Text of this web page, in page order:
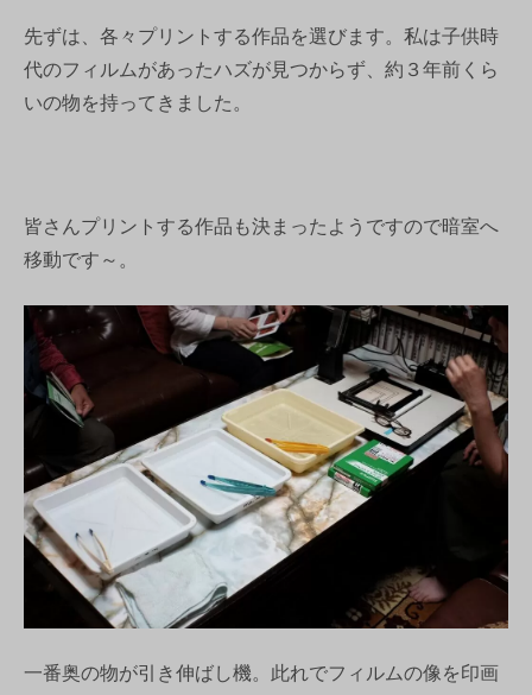
先ずは、各々プリントする作品を選びます。私は子供時
代のフィルムがあったハズが見つからず、約３年前くら
いの物を持ってきました。
皆さんプリントする作品も決まったようですので暗室へ
移動です～。
一番奥の物が引き伸ばし機。此れでフィルムの像を印画